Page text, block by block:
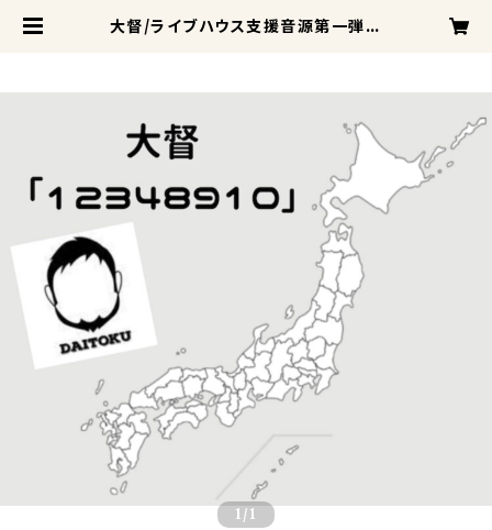
大督/ライブハウス支援音源第一弾「1
1 /1